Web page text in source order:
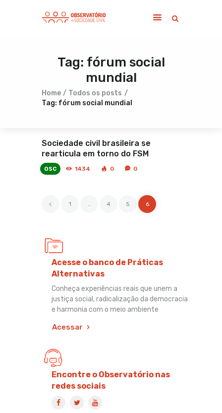
Tag: fórum social
mundial
Home
Todos os posts
Tag: fórum social mundial
Home
Notícias
Publicações
Sociedade civil brasileira se
rearticula em torno do FSM
osc 1434 0 0
1 4 5 6
Acesse o banco de Práticas
Alternativas
Conheça experiências reais que unem a
justiça social, radicalização da democracia
e harmonia com o meio ambiente
Acessar
Encontre o Observatório nas
redes sociais